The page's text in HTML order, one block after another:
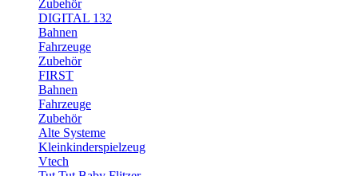
Zubehör
DIGITAL 132
Bahnen
Fahrzeuge
Zubehör
FIRST
Bahnen
Fahrzeuge
Zubehör
Alte Systeme
Kleinkinderspielzeug
Vtech